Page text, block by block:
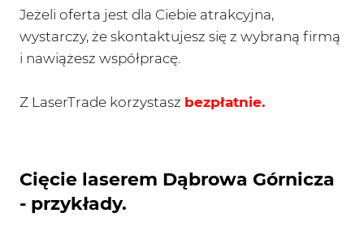
Jeżeli oferta jest dla Ciebie atrakcyjna,
wystarczy, że skontaktujesz się z wybraną firmą
i nawiążesz współpracę.
Z LaserTrade korzystasz bezpłatnie.
Cięcie laserem Dąbrowa Górnicza
- przykłady.